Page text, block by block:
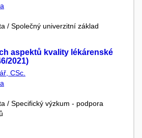
/ Společný univerzitní základ
aspektů kvality lékárenské
2021)
CSc.
/ Specifický výzkum - podpora